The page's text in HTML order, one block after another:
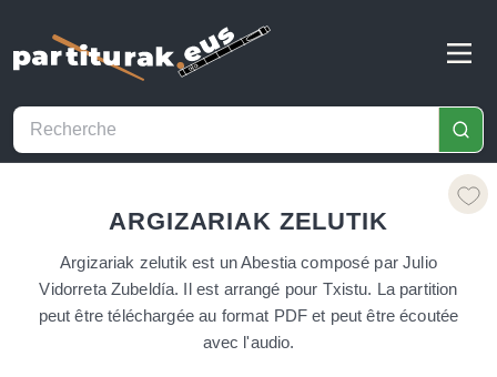
ARGIZARIAK ZELUTIK
Argizariak zelutik est un Abestia composé par Julio
Vidorreta Zubeldía. Il est arrangé pour Txistu. La partition
peut être téléchargée au format PDF et peut être écoutée
avec l'audio.